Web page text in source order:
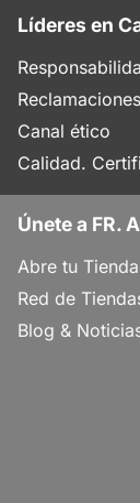
Líderes en
Canal ético
Calidad.
Únete a FR.
Abre tu
Red de
Blog &